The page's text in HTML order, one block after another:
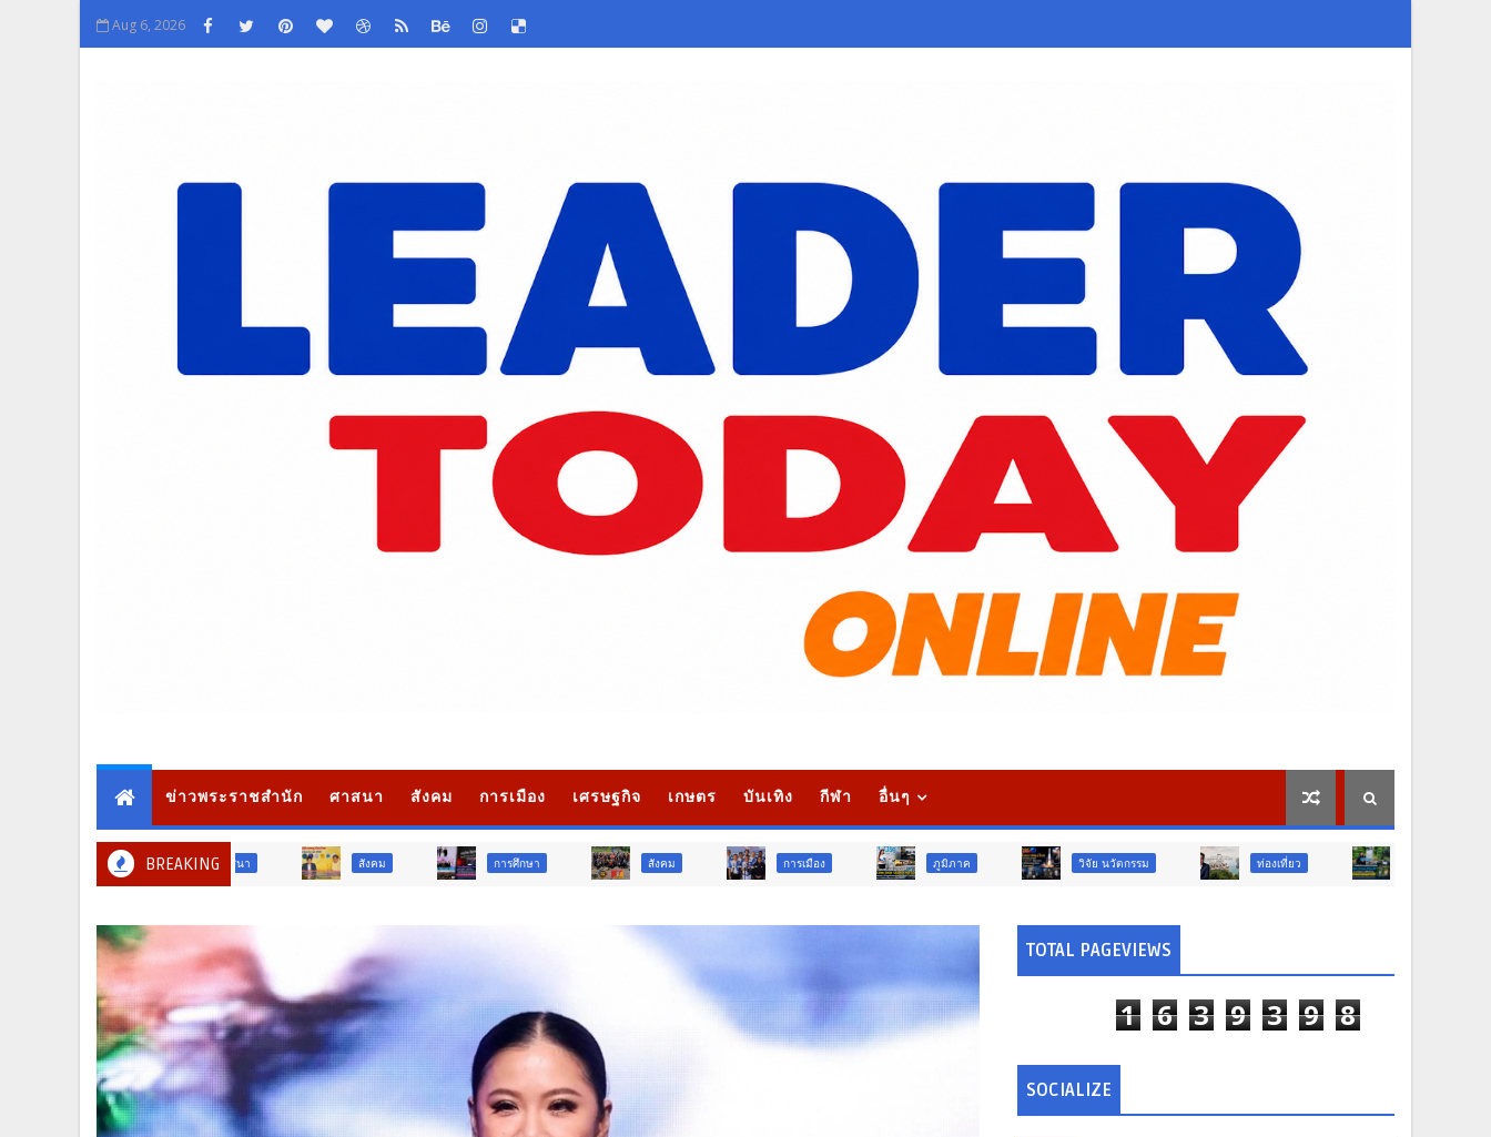
Aug 6, 2026
ข่าวพระราชสำนัก ศาสนา สังคม การเมือง เศรษฐกิจ เกษตร บันเทิง กีฬา อื่นๆ
BREAKING วิจัย นวัตกรรม
TOTAL PAGEVIEWS
1 6 3 9 3 9 8
SOCIALIZE